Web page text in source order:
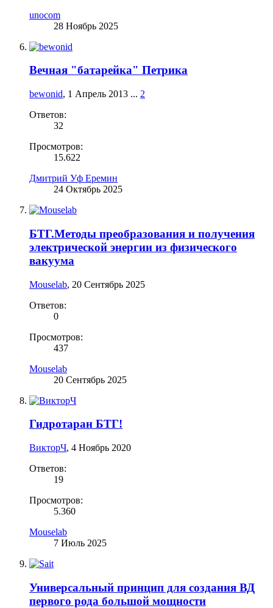
unocom
28 Ноябрь 2025
Вечная "батарейка" Петрика
bewonid, 1 Апрель 2013 ... 2
Ответов:
32
Просмотров:
15.622
Дмитрий Уф Еремин
24 Октябрь 2025
БТГ.Методы преобразования и получения
электрической энергии из физического
вакуума
Mouselab, 20 Сентябрь 2025
Ответов:
0
Просмотров:
437
Mouselab
20 Сентябрь 2025
Гидротаран БТГ!
ВикторЧ, 4 Ноябрь 2020
Ответов:
19
Просмотров:
5.360
Mouselab
7 Июль 2025
Универсальный принцип для создания ВД
первого рода большой мощности